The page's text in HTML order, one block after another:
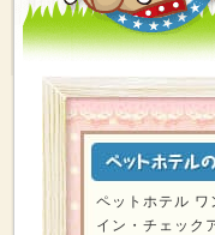
ペットホテル ワ
イン・チェック